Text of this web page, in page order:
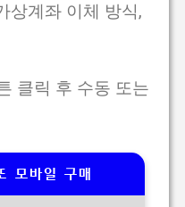
상계좌 이체 방식,
클릭 후 수동 또는
당 회차당최대
모바일 구매